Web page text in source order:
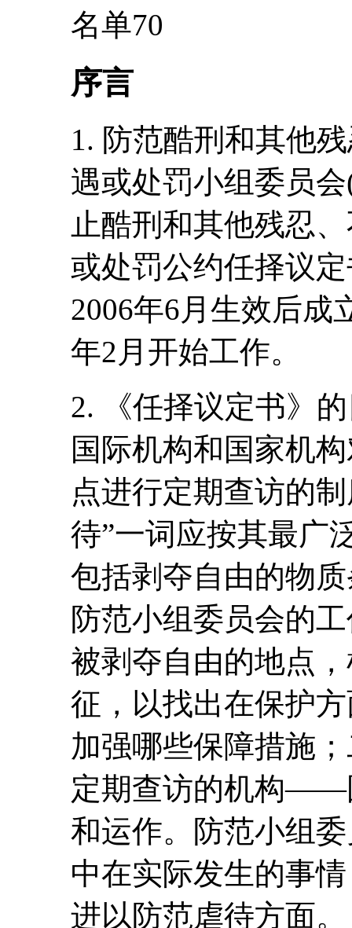
名单70
序言
1. 防范酷刑和其他
遇或处罚小组委员
止酷刑和其他残忍
或处罚公约任择议
2006年6月生效后成
年2月开始工作。
2. 《任择议定书》
国际机构和国家机
点进行定期查访的
待”一词应按其最广
包括剥夺自由的物
防范小组委员会的
被剥夺自由的地点
征，以找出在保护
加强哪些保障措施
定期查访的机构
和运作。防范小组
中在实际发生的事
进以防范虐待方面。